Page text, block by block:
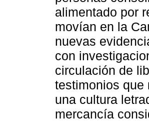
alimentado por
movían en la
nuevas
con
circulación de
testimonios que
una cultura
mercancía